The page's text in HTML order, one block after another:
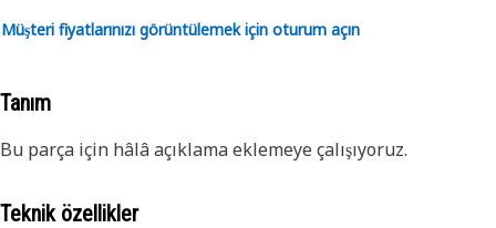
Müşteri fiyatlarınızı görüntülemek için oturum açın
Tanım
Bu parça için hâlâ açıklama eklemeye çalışıyoruz.
Teknik özellikler